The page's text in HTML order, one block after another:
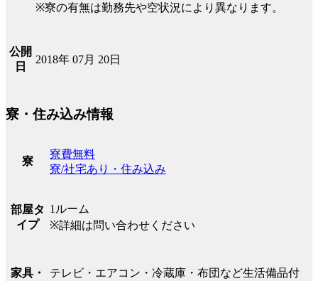
※寮の有無は勤務先や空状況により異なります。
公開
日
2018年 07月 20日
寮・住み込み情報
寮
寮費無料
寮/社宅あり・住み込み
部屋タ
イプ
1ルーム
※詳細は問い合わせください
家具・
テレビ・エアコン・冷蔵庫・布団など生活備品付